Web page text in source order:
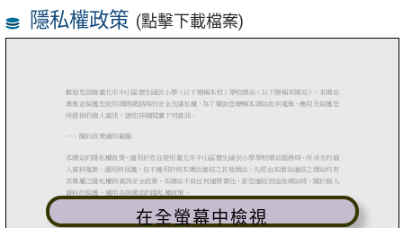
隱私權政策 (點擊下載檔案)
在全螢幕中檢視